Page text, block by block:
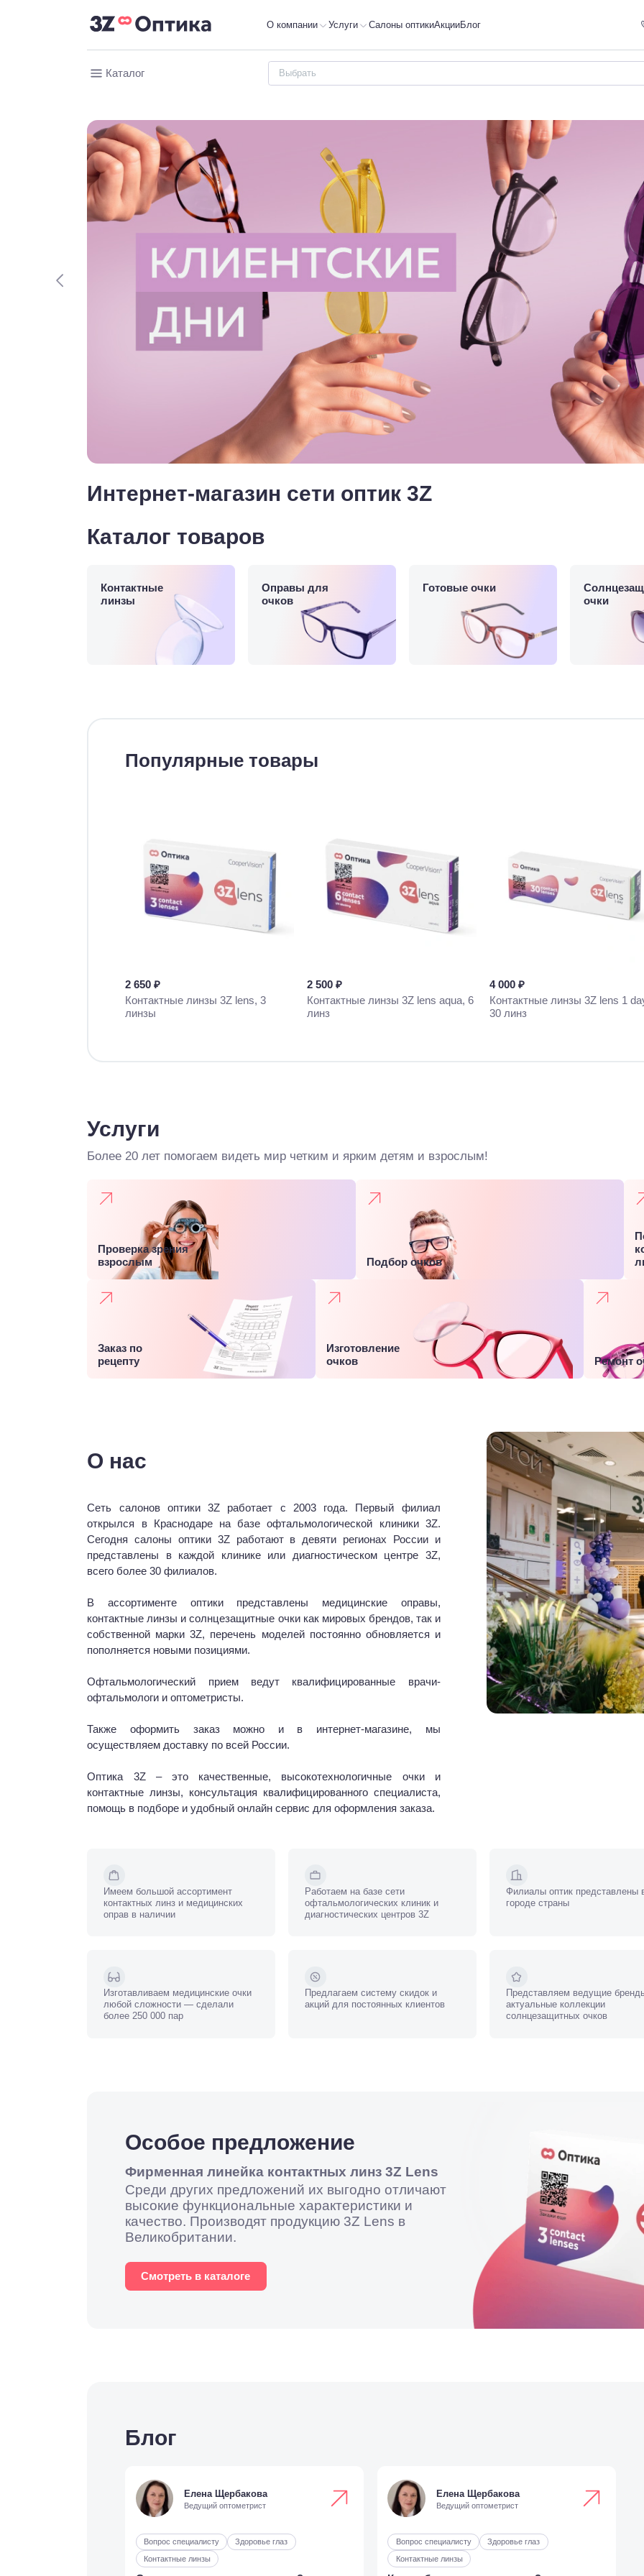
О компании Услуги Салоны оптикиАкцииБлог
Каталог
Интернет-магазин сети оптик 3Z
Каталог товаров
Контактные
линзы
Оправы для
очков
Готовые очки
очки
Популярные товары
2 650 ₽
Контактные линзы 3Z lens, 3
линзы
2 500 ₽
Контактные линзы 3Z lens aqua, 6
линз
4 000 ₽
Контактные линзы 3Z lens 1
30 линз
Услуги
Более 20 лет помогаем видеть мир четким и ярким детям и взрослым!
Проверка зрения
взрослым
Подбор очков
Заказ по
рецепту
Изготовление
очков
Ремонт
О нас
Сеть салонов оптики 3Z работает с 2003 года. Первый филиал
открылся в Краснодаре на базе офтальмологической клиники 3Z.
Сегодня салоны оптики 3Z работают в девяти регионах России и
представлены в каждой клинике или диагностическом центре 3Z,
всего более 30 филиалов.
В ассортименте оптики представлены медицинские оправы,
контактные линзы и солнцезащитные очки как мировых брендов, так и
собственной марки 3Z, перечень моделей постоянно обновляется и
пополняется новыми позициями.
Офтальмологический прием ведут квалифицированные врачи-
офтальмологи и оптометристы.
Также оформить заказ можно и в интернет-магазине, мы
осуществляем доставку по всей России.
Оптика 3Z – это качественные, высокотехнологичные очки и
контактные линзы, консультация квалифицированного специалиста,
помощь в подборе и удобный онлайн сервис для оформления заказа.
Имеем большой ассортимент
контактных линз и медицинских
оправ в наличии
Работаем на базе сети
офтальмологических клиник и
диагностических центров 3Z
Филиалы оптик представлены
городе страны
Изготавливаем медицинские очки
любой сложности — сделали
более 250 000 пар
Предлагаем систему скидок и
акций для постоянных клиентов
Представляем ведущие
актуальные коллекции
солнцезащитных очков
Особое предложение
Фирменная линейка контактных линз 3Z Lens
Среди других предложений их выгодно отличают
высокие функциональные характеристики и
качество. Производят продукцию 3Z Lens в
Великобритании.
Смотреть в каталоге
Блог
Елена Щербакова
Ведущий оптометрист
Вопрос специалисту
Здоровье глаз
Контактные линзы
Елена Щербакова
Ведущий оптометрист
Вопрос специалисту
Здоровье глаз
Контактные линзы